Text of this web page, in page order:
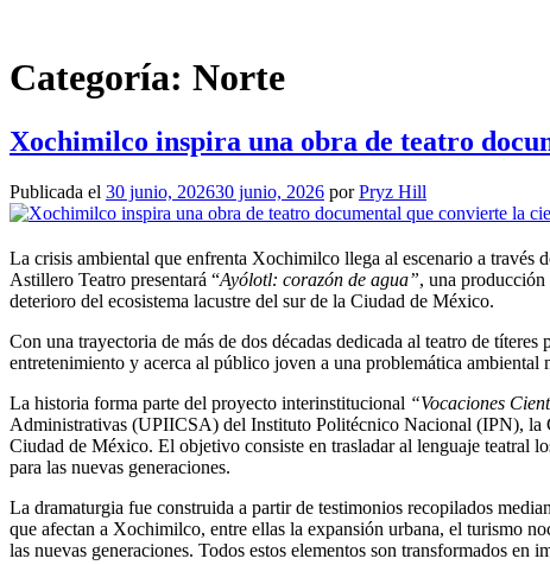
contenido
Categoría: Norte
Xochimilco inspira una obra de teatro
Publicada el 30 junio, 202630 junio, 2026 porPryz Hill
La crisis ambiental que enfrenta Xochimilco llega al escenario a través
Astillero Teatro presentará “Ayólotl: corazón de agua”, una
deterioro del ecosistema lacustre del sur de la Ciudad de México.
Con una trayectoria de más de dos décadas dedicada al teatro de
entretenimiento y acerca al público joven a una problemática ambiental
La historia forma parte del proyecto interinstitucional “Vocaciones
Administrativas (UPIICSA) del Instituto Politécnico Nacional (IPN), la
Ciudad de México. El objetivo consiste en trasladar al lenguaje teatral
para las nuevas generaciones.
La dramaturgia fue construida a partir de testimonios recopilados
que afectan a Xochimilco, entre ellas la expansión urbana, el turismo
las nuevas generaciones. Todos estos elementos son transformados en